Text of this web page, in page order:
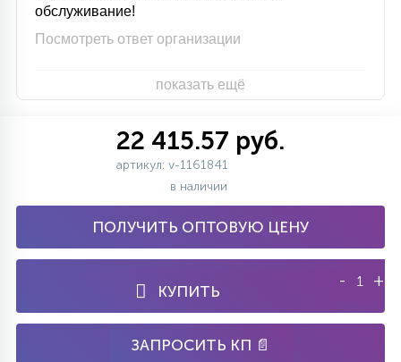
обслуживание!
Посмотреть ответ организации
показать ещё
22 415.57 руб.
артикул: v-1161841
в наличии
ПОЛУЧИТЬ ОПТОВУЮ ЦЕНУ
КУПИТЬ
- +
ЗАПРОСИТЬ КП 📄